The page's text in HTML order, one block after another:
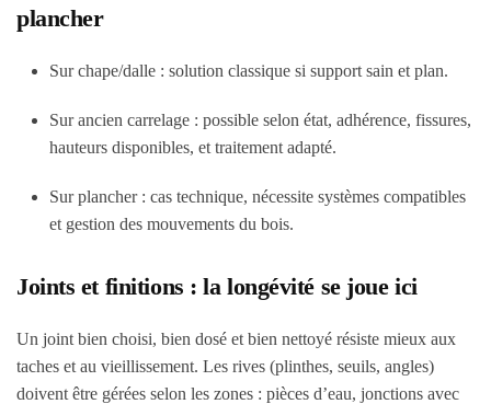
plancher
Sur chape/dalle : solution classique si support sain et plan.
Sur ancien carrelage : possible selon état, adhérence, fissures,
hauteurs disponibles, et traitement adapté.
Sur plancher : cas technique, nécessite systèmes compatibles
et gestion des mouvements du bois.
Joints et finitions : la longévité se joue ici
Un joint bien choisi, bien dosé et bien nettoyé résiste mieux aux
taches et au vieillissement. Les rives (plinthes, seuils, angles)
doivent être gérées selon les zones : pièces d’eau, jonctions avec